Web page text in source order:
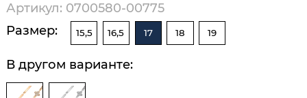
Артикул: 0700580-00775
Размер:
15,5 16,5 17 18 19
В другом варианте: